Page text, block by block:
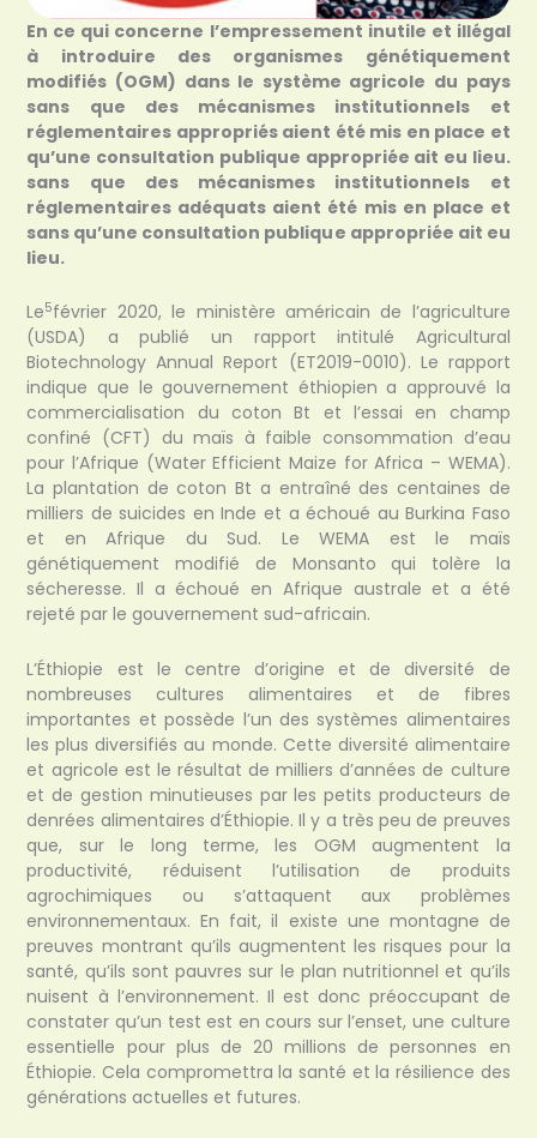
En ce qui concerne l’empressement inutile et illégal
à introduire des organismes génétiquement
modifiés (OGM) dans le système agricole du pays
sans que des mécanismes institutionnels et
réglementaires appropriés aient été mis en place et
qu’une consultation publique appropriée ait eu lieu.
sans que des mécanismes institutionnels et
réglementaires adéquats aient été mis en place et
sans qu’une consultation publique appropriée ait eu
lieu.
Le5février 2020, le ministère américain de l’agriculture
(USDA) a publié un rapport intitulé Agricultural
Biotechnology Annual Report (ET2019-0010). Le rapport
indique que le gouvernement éthiopien a approuvé la
commercialisation du coton Bt et l’essai en champ
confiné (CFT) du maïs à faible consommation d’eau
pour l’Afrique (Water Efficient Maize for Africa – WEMA).
La plantation de coton Bt a entraîné des centaines de
milliers de suicides en Inde et a échoué au Burkina Faso
et en Afrique du Sud. Le WEMA est le maïs
génétiquement modifié de Monsanto qui tolère la
sécheresse. Il a échoué en Afrique australe et a été
rejeté par le gouvernement sud-africain.
L’Éthiopie est le centre d’origine et de diversité de
nombreuses cultures alimentaires et de fibres
importantes et possède l’un des systèmes alimentaires
les plus diversifiés au monde. Cette diversité alimentaire
et agricole est le résultat de milliers d’années de culture
et de gestion minutieuses par les petits producteurs de
denrées alimentaires d’Éthiopie. Il y a très peu de preuves
que, sur le long terme, les OGM augmentent la
productivité, réduisent l’utilisation de produits
agrochimiques ou s’attaquent aux problèmes
environnementaux. En fait, il existe une montagne de
preuves montrant qu’ils augmentent les risques pour la
santé, qu’ils sont pauvres sur le plan nutritionnel et qu’ils
nuisent à l’environnement. Il est donc préoccupant de
constater qu’un test est en cours sur l’enset, une culture
essentielle pour plus de 20 millions de personnes en
Éthiopie. Cela compromettra la santé et la résilience des
générations actuelles et futures.